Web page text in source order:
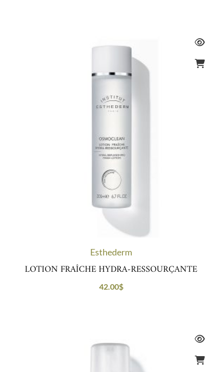
Esthederm
LOTION FRAÎCHE HYDRA-RESSOURÇANTE
42.00$